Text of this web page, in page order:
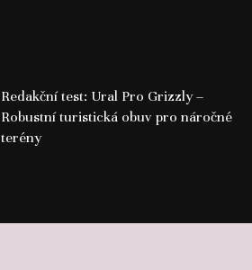
Redakční test: Ural Pro Grizzly –
Robustní turistická obuv pro náročné
terény